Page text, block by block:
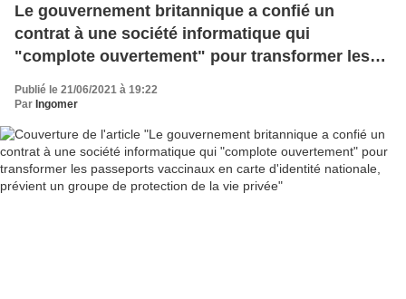
Le gouvernement britannique a confié un
contrat à une société informatique qui
"complote ouvertement" pour transformer les
nationale, prévient un groupe de protection de
Publié le 21/06/2021 à 19:22
Par Ingomer